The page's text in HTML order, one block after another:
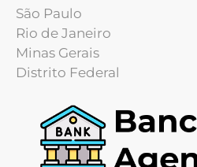
São Paulo
Rio de Janeiro
Minas Gerais
Distrito Federal